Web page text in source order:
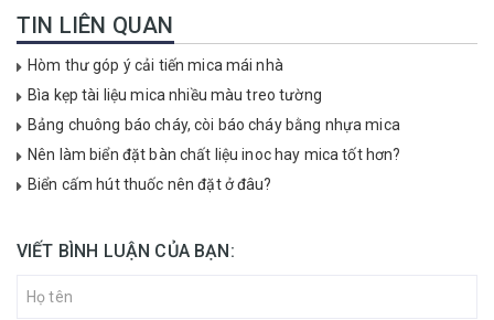
TIN LIÊN QUAN
Hòm thư góp ý cải tiến mica mái nhà
Bìa kẹp tài liệu mica nhiều màu treo tường
Bảng chuông báo cháy, còi báo cháy bằng nhựa mica
Nên làm biển đặt bàn chất liệu inoc hay mica tốt hơn?
Biển cấm hút thuốc nên đặt ở đâu?
VIẾT BÌNH LUẬN CỦA BẠN: